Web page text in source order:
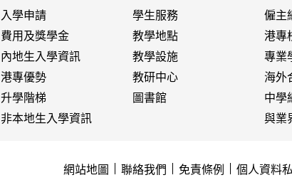
入學申請
費用及獎學金
內地生入學資訊
港專優勢
升學階梯
非本地生入學資訊
學生服務
教學地點
教學設施
教研中心
圖書館
僱主
港專
專業
海外
中學
與業
網站地圖 聯絡我們 免責條例 個人資料